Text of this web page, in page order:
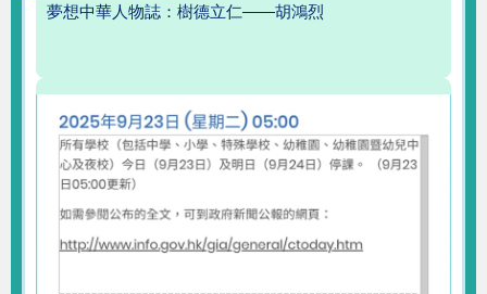
夢想中華人物誌：樹德立仁——胡鴻烈